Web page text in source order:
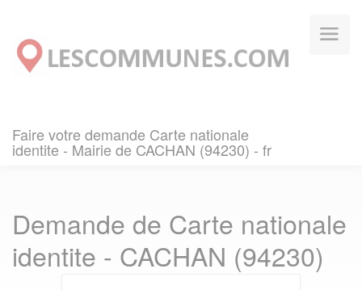
Faire votre demande Carte nationale
identite - Mairie de CACHAN (94230) - fr
Demande de Carte nationale
identite - CACHAN (94230)